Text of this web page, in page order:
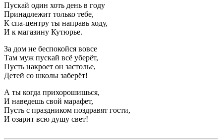
Пускай один хоть день в году
Принадлежит только тебе,
К спа-центру ты направь ходу,
И к магазину Кутюрье.
За дом не беспокойся вовсе
Там муж пускай всё уберёт,
Пусть накроет он застолье,
Детей со школы заберёт!
А ты когда прихорошишься,
И наведешь свой марафет,
Пусть с праздником поздравят гости,
И озарит всю душу свет!